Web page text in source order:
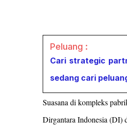
Peluang :
Cari strategic
sedang cari
Suasana di kompleks
Dirgantara Indonesia (DI)